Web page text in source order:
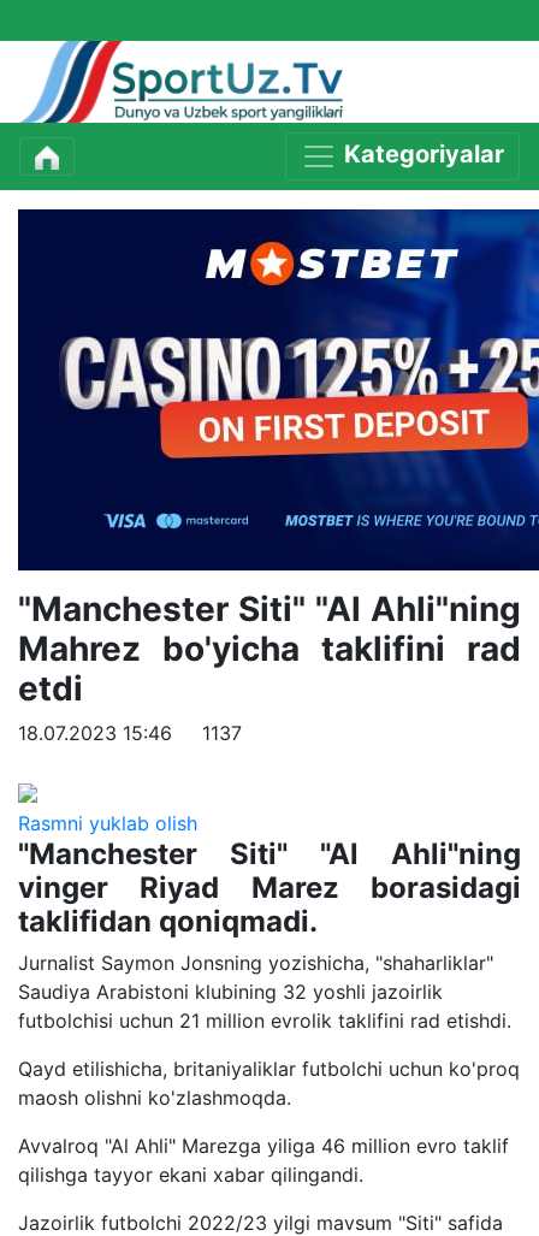
Kategoriyalar
"Manchester Siti" "Al Ahli"ning
Mahrez bo'yicha taklifini rad
etdi
18.07.2023 15:46 1137
Rasmni yuklab olish
"Manchester Siti" "Al Ahli"ning
vinger Riyad Marez borasidagi
taklifidan qoniqmadi.
Jurnalist Saymon Jonsning yozishicha, "shaharliklar"
Saudiya Arabistoni klubining 32 yoshli jazoirlik
futbolchisi uchun 21 million evrolik taklifini rad etishdi.
Qayd etilishicha, britaniyaliklar futbolchi uchun ko'proq
maosh olishni ko'zlashmoqda.
Avvalroq "Al Ahli" Marezga yiliga 46 million evro taklif
qilishga tayyor ekani xabar qilingandi.
Jazoirlik futbolchi 2022/23 yilgi mavsum "Siti" safida